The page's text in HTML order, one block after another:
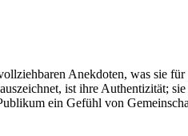
Anekdoten, was sie
ist ihre Authentizität;
ein Gefühl von